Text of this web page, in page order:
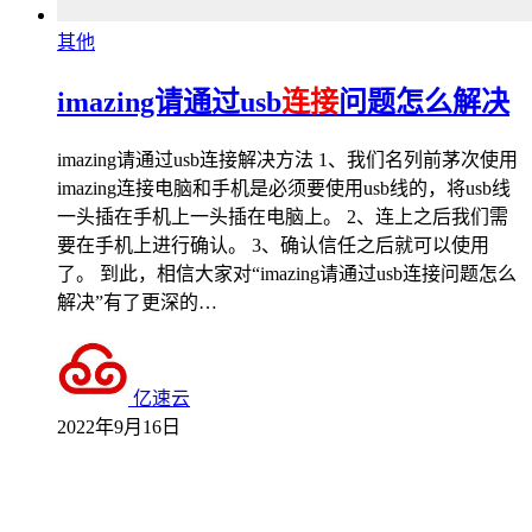
其他
imazing请通过usb连接问题怎么解决
imazing请通过usb连接解决方法 1、我们名列前茅次使用
imazing连接电脑和手机是必须要使用usb线的，将usb线
一头插在手机上一头插在电脑上。 2、连上之后我们需
要在手机上进行确认。 3、确认信任之后就可以使用
了。 到此，相信大家对“imazing请通过usb连接问题怎么
解决”有了更深的…
亿速云
2022年9月16日